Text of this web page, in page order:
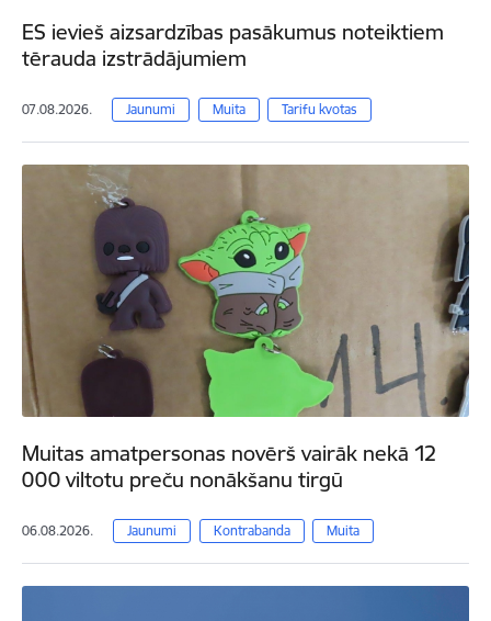
ES ievieš aizsardzības pasākumus noteiktiem
tērauda izstrādājumiem
07.08.2026. Jaunumi Muita Tarifu kvotas
Muitas amatpersonas novērš vairāk nekā 12
000 viltotu preču nonākšanu tirgū
06.08.2026. Jaunumi Kontrabanda Muita